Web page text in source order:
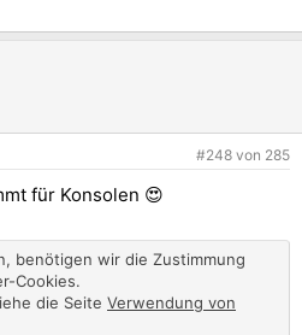
#248 von 285
für Konsolen 😍
benötigen wir die Zustimmung
Cookies.
die Seite Verwendung von